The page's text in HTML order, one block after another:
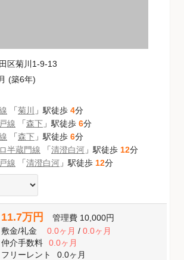
区菊川1-9-13
(築6年)
「菊川 」駅徒歩 4分
線 「森下 」駅徒歩 6分
「森下 」駅徒歩 6分
半蔵門線 「清澄白河 」駅徒歩 12分
線 「清澄白河 」駅徒歩 12分
11.7万円 管理費 10,000円
敷金/礼金 0.0ヶ月/ 0.0ヶ月
仲介手数料
0.0ヶ月
フリーレント
0.0ヶ月